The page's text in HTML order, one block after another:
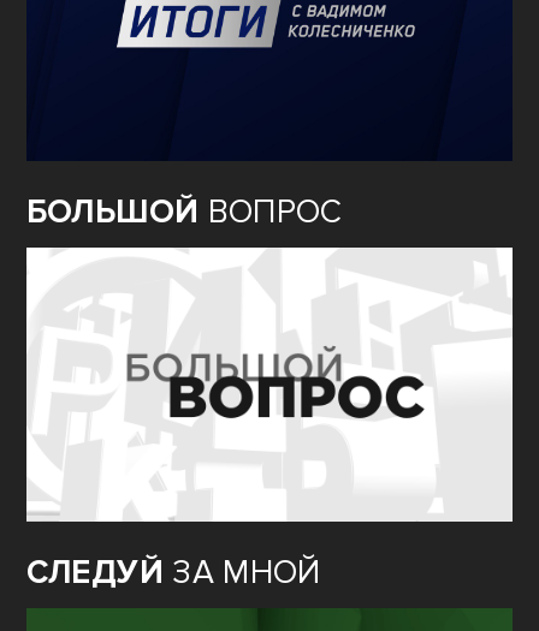
БОЛЬШОЙ ВОПРОС
СЛЕДУЙ ЗА МНОЙ